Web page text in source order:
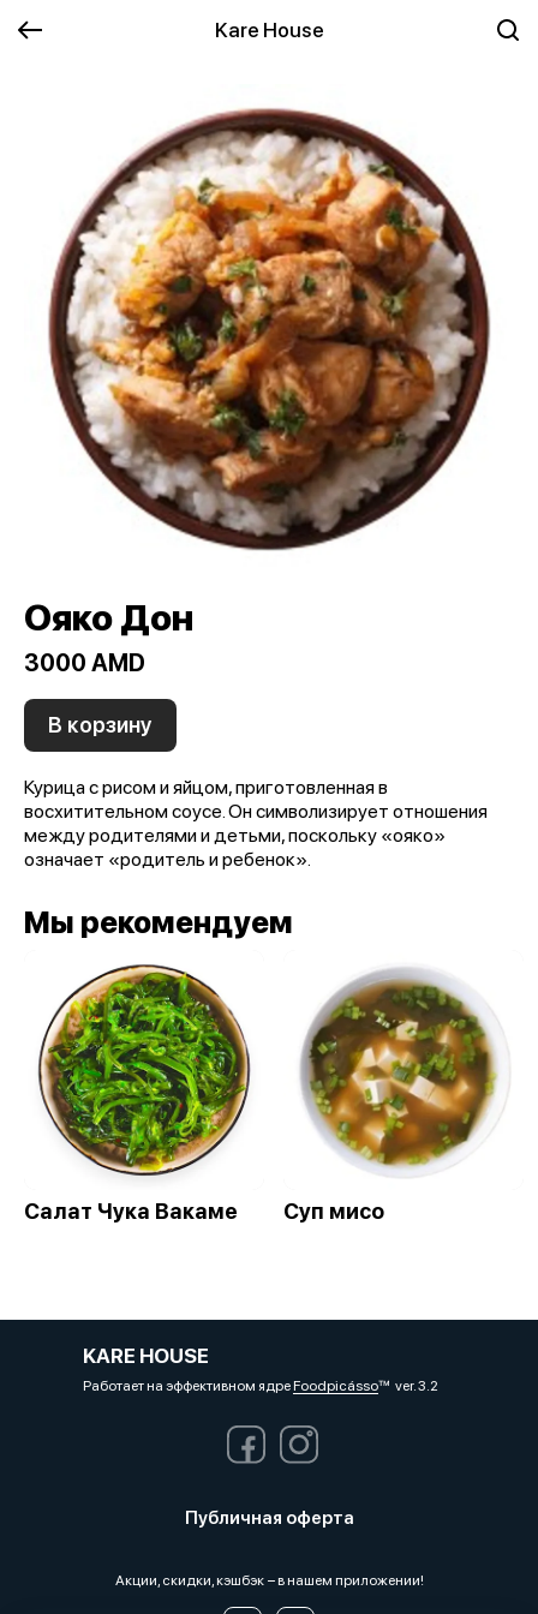
Kare House
Ояко Дон
3000 AMD
В корзину
Курица с рисом и яйцом, приготовленная в
восхитительном соусе. Он символизирует отношения
между родителями и детьми, поскольку «ояко»
означает «родитель и ребенок».
Мы рекомендуем
Салат Чука Вакаме Суп мисо
KARE HOUSE
Работает на эффективном ядреFoodpicássover. 3.2
Публичная оферта
Акции, скидки, кэшбэк − в нашем приложении!